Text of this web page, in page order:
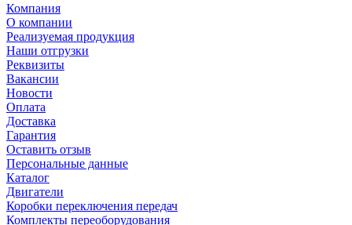
Компания
О компании
Реализуемая продукция
Наши отгрузки
Реквизиты
Вакансии
Новости
Оплата
Доставка
Гарантия
Оставить отзыв
Персональные данные
Каталог
Двигатели
Коробки переключения передач
Комплекты переоборудования